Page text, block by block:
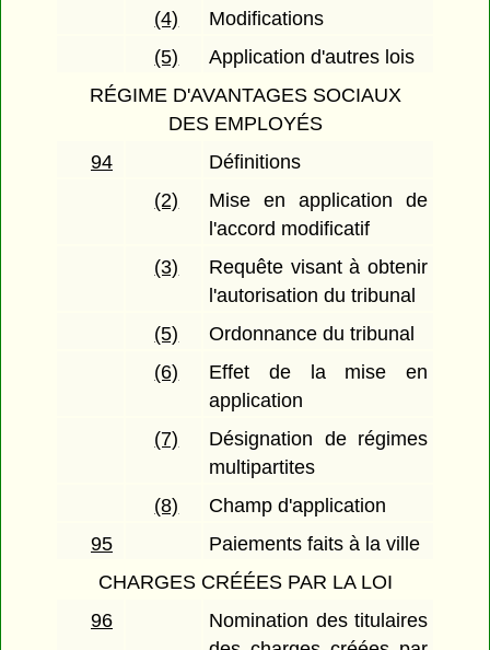
(4)
Modifications
(5)
Application d'autres lois
RÉGIME D'AVANTAGES SOCIAUX
DES EMPLOYÉS
94
Définitions
(2)
Mise en application de
l'accord modificatif
(3)
Requête visant à obtenir
l'autorisation du tribunal
(5)
Ordonnance du tribunal
(6)
Effet de la mise en
application
(7)
Désignation de régimes
multipartites
(8)
Champ d'application
95
Paiements faits à la ville
CHARGES CRÉÉES PAR LA LOI
96
Nomination des titulaires